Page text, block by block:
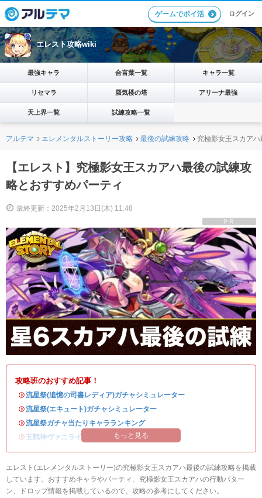
ゲームでポイ活 ログイン
エレスト攻略wiki
最強キャラ 合言葉一覧 キャラ一覧
リセマラ 蜃気楼の塔 アリーナ最強
天上界一覧 試練攻略一覧
アルテマ エレメンタルストーリー攻略 最後の試練攻略 究極影女王スカア
【エレスト】究極影女王スカアハ最後の試練攻
略とおすすめパーティ
最終更新：2025年2月13日(木) 11:48
PR
攻略班のおすすめ記事！
・流星祭(追憶の司書レディア)ガチャシミュレーター
・流星祭(エキュート)ガチャシミュレーター
・流星祭ガチャ当たりキャラランキング
・ 五戦神ヴァニライベントまとめもっと見る
エレスト(エレメンタルストーリー)の究極影女王スカアハ最後の試練攻略を掲載
しています。おすすめキャラやパーティ、究極影女王スカアハの行動パター
ン、ドロップ情報を掲載しているので、攻略の参考にしてください。